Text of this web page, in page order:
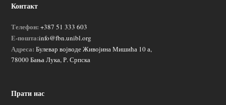
Контакт
Телефон: +387 51 333 603
Е-пошта:info@fbn.unibl.org
Адреса: Булевар војводе Живојина Мишића 10 а,
78000 Бања Лука, Р. Српска
Прати нас